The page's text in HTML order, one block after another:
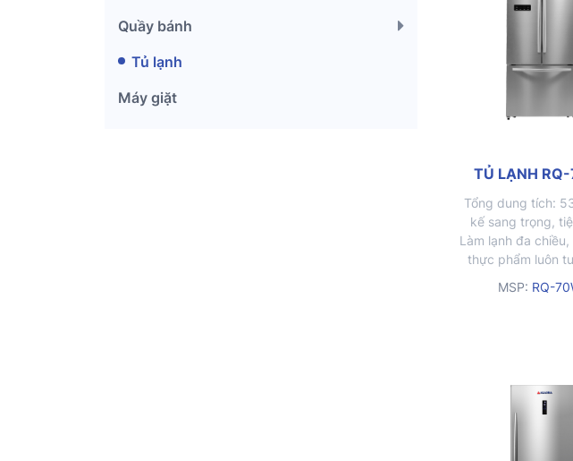
Quầy bánh
Tủ lạnh
Máy giặt
TỦ LẠNH
Tổng dung tích:
kế sang trọng,
Làm lạnh đa
thực phẩm luôn
lợi. Khay kính
MSP: RQ-